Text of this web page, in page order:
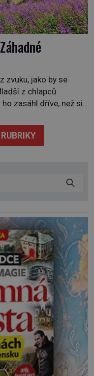
zvuku, jako by se
z chlapců
zasáhl dříve, než si
na břehu nebyl
házet. A když se […]